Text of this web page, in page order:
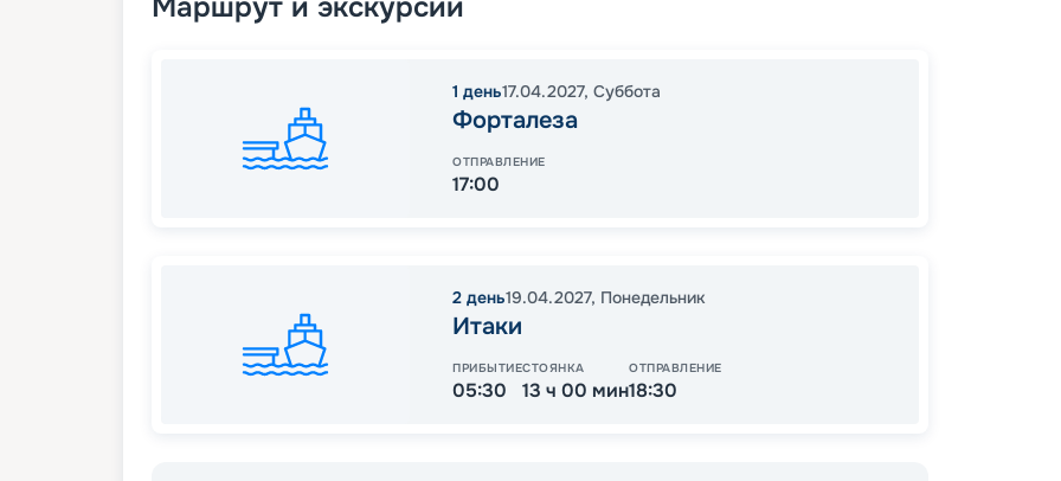
Маршрут и экскурсии
1 день17.04.2027, Суббота
Форталеза
ОТПРАВЛЕНИЕ
17:00
2 день19.04.2027, Понедельник
Итаки
ПРИБЫТИЕ
05:30
СТОЯНКА
13 ч 00 мин
ОТПРАВЛЕНИЕ
18:30